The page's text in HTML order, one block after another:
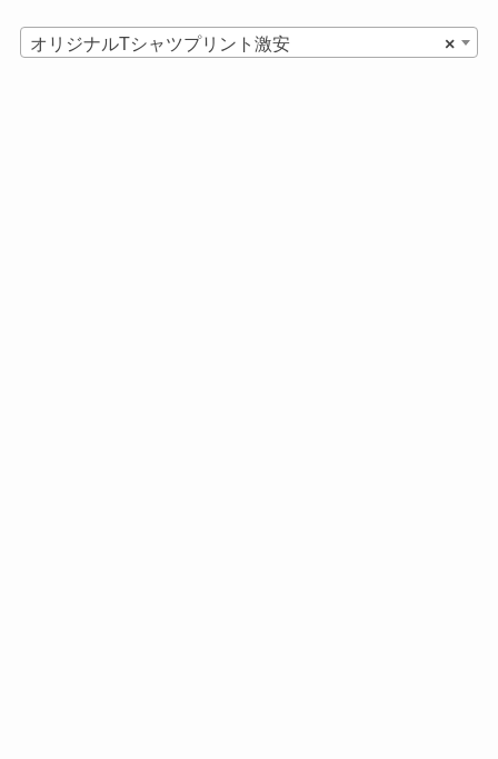
×
オリジナルTシャツプリント激安